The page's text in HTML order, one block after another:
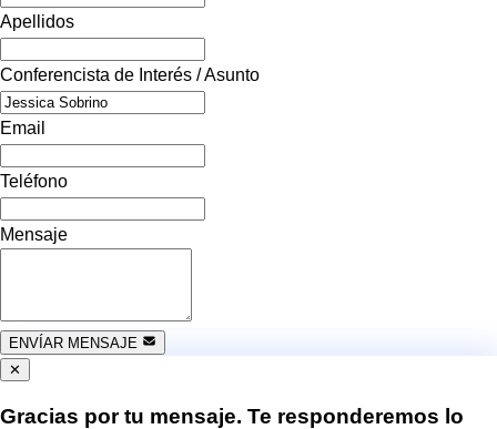
Apellidos
Conferencista de Interés / Asunto
Email
Teléfono
Mensaje
ENVÍAR MENSAJE
✕
Gracias por tu mensaje. Te responderemos lo